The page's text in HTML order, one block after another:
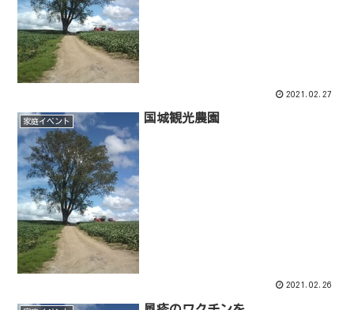
2021.02.27
家庭イベント 国城観光農園
2021.02.26